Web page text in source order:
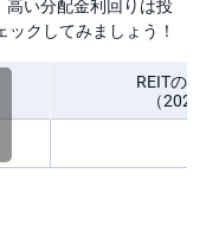
クしてみましょう！
REITの
（